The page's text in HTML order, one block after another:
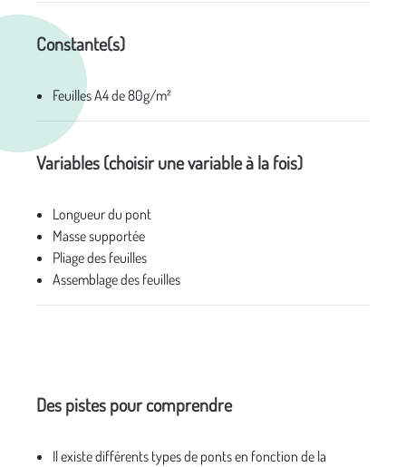
Constante(s)
Feuilles A4 de 80g/m²
Variables (choisir une variable à la fois)
Longueur du pont
Masse supportée
Pliage des feuilles
Assemblage des feuilles
Des pistes pour comprendre
Il existe différents types de ponts en fonction de la